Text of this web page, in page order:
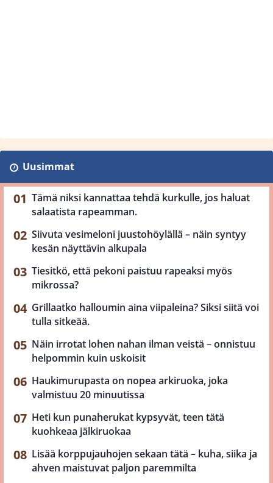
Uusimmat
Tämä niksi kannattaa tehdä kurkulle, jos haluat
salaatista rapeamman.
Siivuta vesimeloni juustohöylällä – näin syntyy
kesän näyttävin alkupala
Tiesitkö, että pekoni paistuu rapeaksi myös
mikrossa?
Grillaatko halloumin aina viipaleina? Siksi siitä voi
tulla sitkeää.
Näin irrotat lohen nahan ilman veistä – onnistuu
helpommin kuin uskoisit
Haukimurupasta on nopea arkiruoka, joka
valmistuu 20 minuutissa
Heti kun punaherukat kypsyvät, teen tätä
kuohkeaa jälkiruokaa
Lisää korppujauhojen sekaan tätä – kuha, siika ja
ahven maistuvat paljon paremmilta